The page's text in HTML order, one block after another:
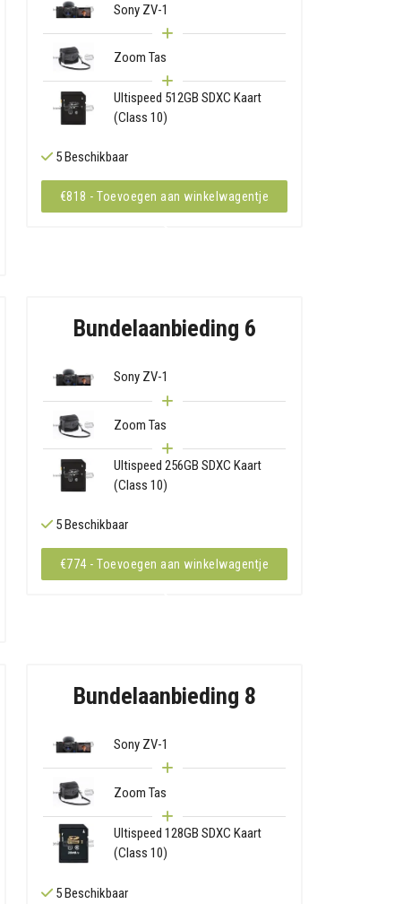
Sony ZV-1
Zoom Tas
Ultispeed 512GB SDXC Kaart
(Class 10)
5 Beschikbaar
€818 - Toevoegen aan winkelwagentje
Bundelaanbieding 6
Sony ZV-1
Zoom Tas
Ultispeed 256GB SDXC Kaart
(Class 10)
5 Beschikbaar
€774 - Toevoegen aan winkelwagentje
Bundelaanbieding 8
Sony ZV-1
Zoom Tas
Ultispeed 128GB SDXC Kaart
(Class 10)
5 Beschikbaar